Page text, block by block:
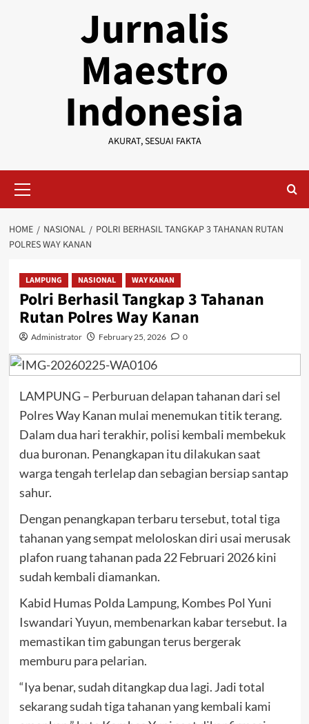
Jurnalis
Maestro
Indonesia
AKURAT, SESUAI FAKTA
Menu
HOME NASIONAL
POLRI BERHASIL TANGKAP 3 TAHANAN RUTAN
POLRES WAY KANAN
LAMPUNG NASIONAL WAY KANAN
Polri Berhasil Tangkap 3 Tahanan
Rutan Polres Way Kanan
Administrator February 25, 2026 0
LAMPUNG – Perburuan delapan tahanan dari sel
Polres Way Kanan mulai menemukan titik terang.
Dalam dua hari terakhir, polisi kembali membekuk
dua buronan. Penangkapan itu dilakukan saat
warga tengah terlelap dan sebagian bersiap santap
sahur.
Dengan penangkapan terbaru tersebut, total tiga
tahanan yang sempat meloloskan diri usai merusak
plafon ruang tahanan pada 22 Februari 2026 kini
sudah kembali diamankan.
Kabid Humas Polda Lampung, Kombes Pol Yuni
Iswandari Yuyun, membenarkan kabar tersebut. Ia
memastikan tim gabungan terus bergerak
memburu para pelarian.
“Iya benar, sudah ditangkap dua lagi. Jadi total
sekarang sudah tiga tahanan yang kembali kami